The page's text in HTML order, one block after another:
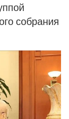
собрания